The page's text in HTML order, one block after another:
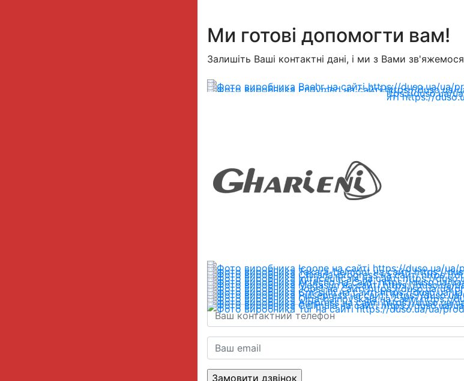
Ми готові допомогти вам!
Залишіть Ваші контактні дані, і ми з Вами зв'яжемося